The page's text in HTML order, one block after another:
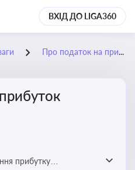
ВХІД ДО LIGA360
Про податок на прибуток
прибутку